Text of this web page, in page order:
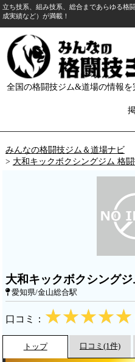
立ち技系、組み技系、総合まであらゆる格
成実績など）が満載！
全国の格闘技ジム&道場の情報
みんなの格闘技ジム＆道場ナビ
> 大和キックボクシングジム 格
大和キックボクシングジ
愛知県/金山総合駅
口コミ：
トップ 口コミ(1件)